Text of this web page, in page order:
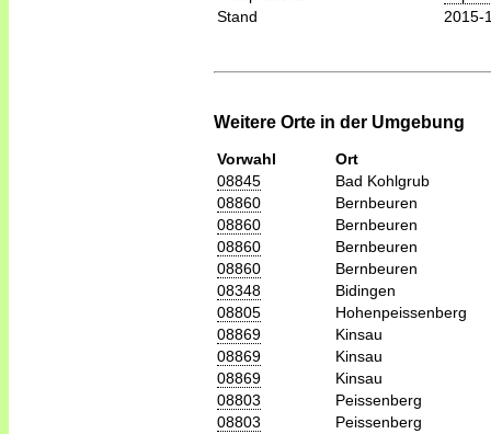
Stand
2015-
Weitere Orte in der Umgebung
Vorwahl
Ort
08845
Bad Kohlgrub
08860
Bernbeuren
08860
Bernbeuren
08860
Bernbeuren
08860
Bernbeuren
08348
Bidingen
08805
Hohenpeissenberg
08869
Kinsau
08869
Kinsau
08869
Kinsau
08803
Peissenberg
08803
Peissenberg